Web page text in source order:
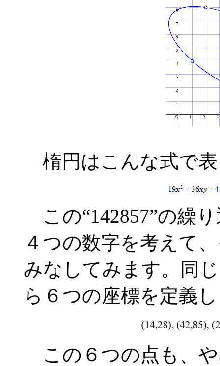
楕円はこんな式で
この“142857”の繰
４つの数字を考えて
みなしてみます。同
ら６つの座標を定義
この６つの点も、